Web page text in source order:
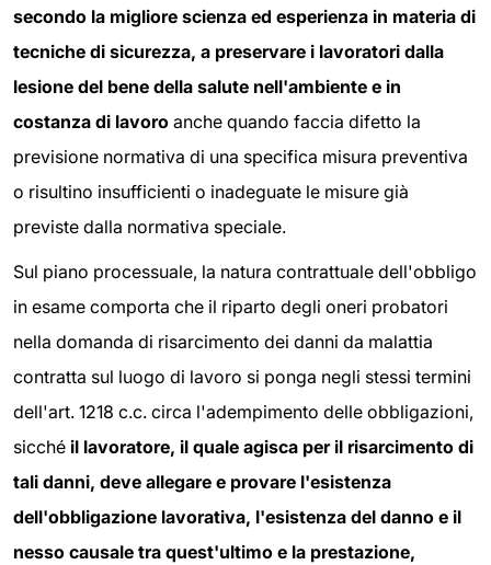
secondo la migliore scienza ed esperienza in materia di
tecniche di sicurezza, a preservare i lavoratori dalla
lesione del bene della salute nell'ambiente e in
costanza di lavoro anche quando faccia difetto la
previsione normativa di una specifica misura preventiva
o risultino insufficienti o inadeguate le misure già
previste dalla normativa speciale.
Sul piano processuale, la natura contrattuale dell'obbligo
in esame comporta che il riparto degli oneri probatori
nella domanda di risarcimento dei danni da malattia
contratta sul luogo di lavoro si ponga negli stessi termini
dell'art. 1218 c.c. circa l'adempimento delle obbligazioni,
sicché il lavoratore, il quale agisca per il risarcimento di
tali danni, deve allegare e provare l'esistenza
dell'obbligazione lavorativa, l'esistenza del danno e il
nesso causale tra quest'ultimo e la prestazione,